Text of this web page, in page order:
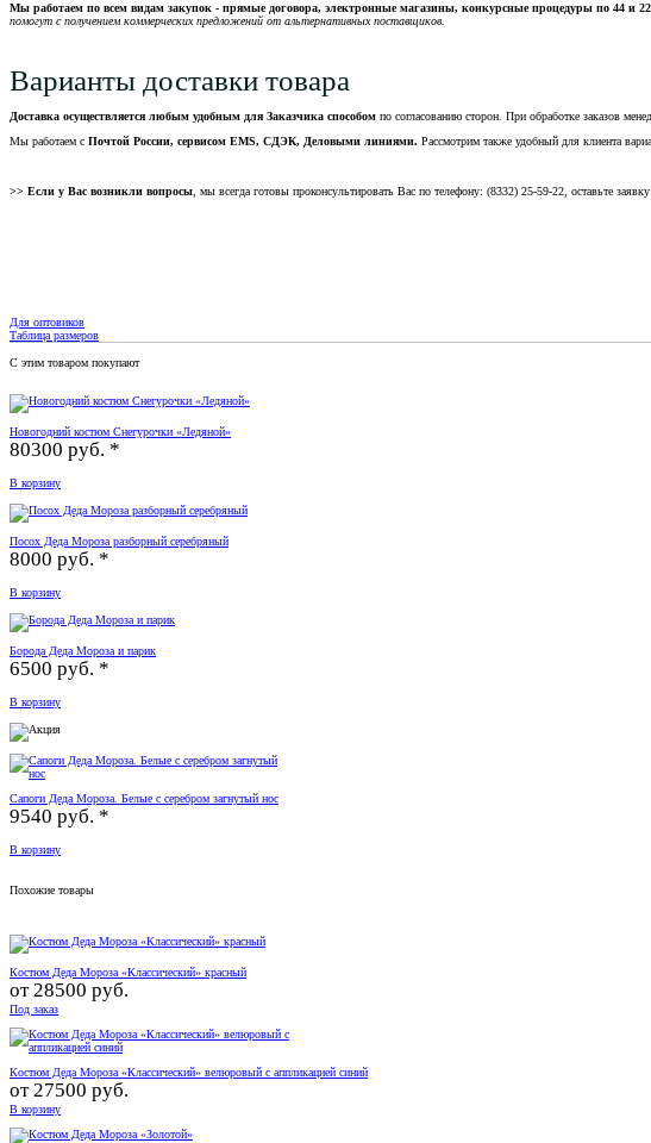
Мы работаем по всем видам закупок - прямые договора, электронные магазины, конкурсные процедуры по 44 и
помогут с получением коммерческих предложений от альтернативных поставщиков.
Варианты доставки товара
Доставка осуществляется любым удобным для Заказчика способом по согласованию сторон. При обработке заказов
Мы работаем с Почтой России, сервисом EMS, СДЭК, Деловыми линиями. Рассмотрим также удобный для клиента
>> Если у Вас возникли вопросы, мы всегда готовы проконсультировать Вас по телефону: (8332) 25-59-22, оставьте
Для оптовиков
Таблица размеров
С этим товаром покупают
Новогодний костюм Снегурочки «Ледяной»
80300 руб. *
В корзину
Посох Деда Мороза разборный серебряный
8000 руб. *
В корзину
Борода Деда Мороза и парик
6500 руб. *
В корзину
Сапоги Деда Мороза. Белые с серебром загнутый нос
9540 руб. *
В корзину
Похожие товары
Костюм Деда Мороза «Классический» красный
от28500 руб.
Под заказ
Костюм Деда Мороза «Классический» велюровый с аппликацией синий
от27500 руб.
В корзину